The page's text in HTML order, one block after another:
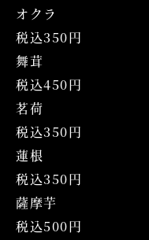
オクラ
税込350円
舞茸
税込450円
茗荷
税込350円
蓮根
税込350円
薩摩芋
税込500円